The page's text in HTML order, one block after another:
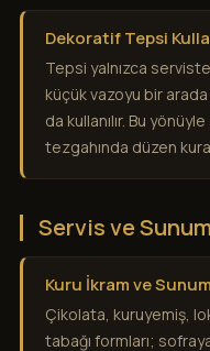
Dekoratif Tepsi
Tepsi yalnızca
küçük vazoyu bir
da kullanılır. Bu
tezgahında düzen
Servis ve
Kuru İkram ve
Çikolata, kuruyemiş,
tabağı formları;